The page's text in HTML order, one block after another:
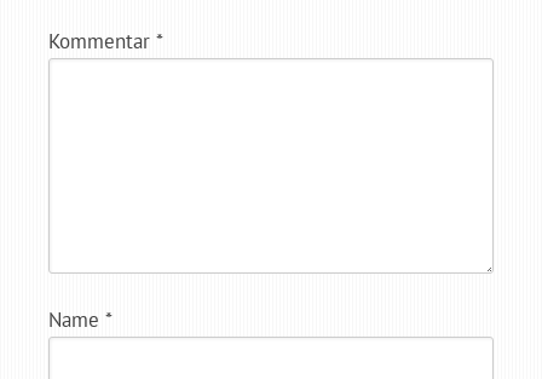
Kommentar *
Name *